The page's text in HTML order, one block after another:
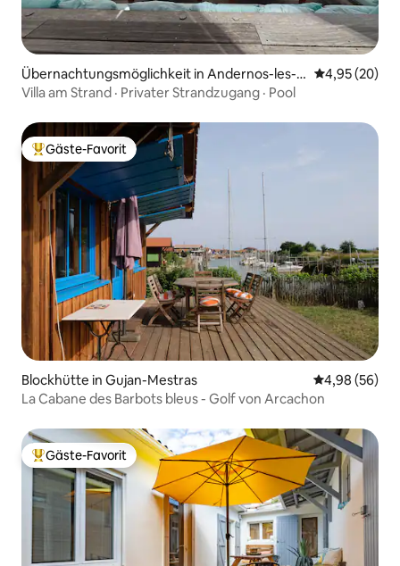
Übernachtungsmöglichkeit in Andernos-les-B
ains
4,95 (20)
Villa am Strand · Privater Strandzugang · Pool
Beliebter Gäste-Favorit.
Gäste-Favorit
Blockhütte in Gujan-Mestras
4,98 (56)
La Cabane des Barbots bleus - Golf von Arcachon
Beliebter Gäste-Favorit.
Gäste-Favorit